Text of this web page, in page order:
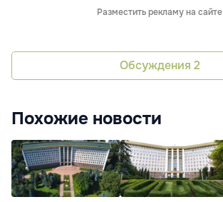
Разместить рекламу на сайте
Обсуждения 2
Похожие новости